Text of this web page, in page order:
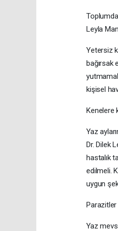
Leyla
Yetersiz
bağırsak
kişisel
Kenelere
Yaz
Dr. Dilek
hastalık
edilmeli.
uygun
Parazitler
Yaz